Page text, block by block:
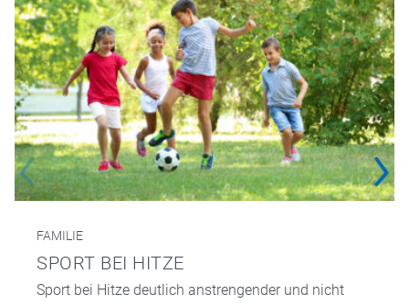
FAMILIE
SPORT BEI HITZE
Sport bei Hitze deutlich anstrengender und nicht